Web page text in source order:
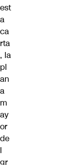
est
a
ca
rta
, la
pl
an
a
m
ay
or
de
l
gr